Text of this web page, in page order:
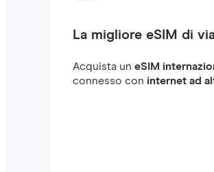
La migliore eSIM di
Acquista uneSIM
connesso con internet ad